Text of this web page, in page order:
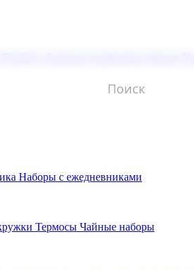
Наборы с ежедневниками
Термосы Чайные наборы